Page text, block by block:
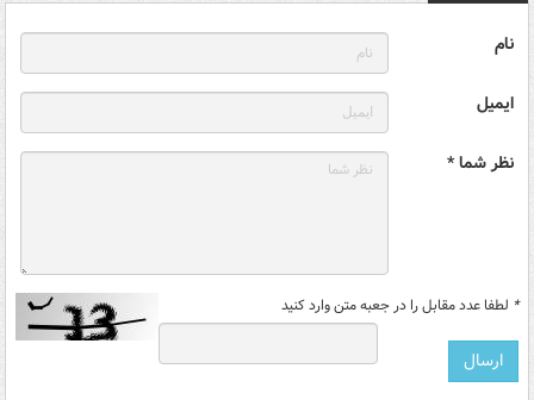
نام
ایمیل
نظر شما *
* لطفا عدد مقابل را در جعبه متن وارد کنید